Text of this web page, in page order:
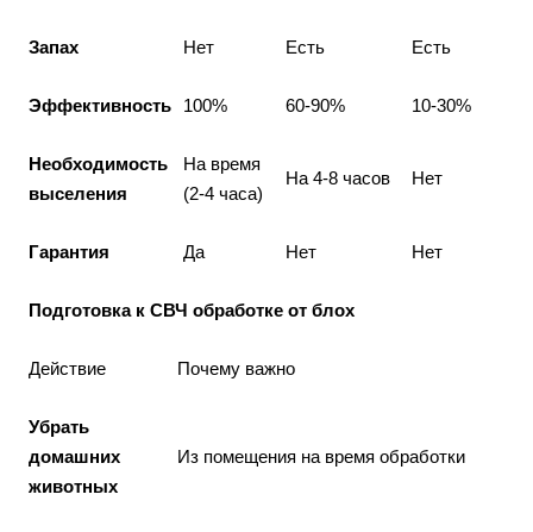
Запах Нет Есть Есть
Эффективность 100% 60-90% 10-30%
Необходимость
выселения
На время
(2-4 часа)
На 4-8 часов Нет
Гарантия Да Нет Нет
Подготовка к СВЧ обработке от блох
Действие Почему важно
Убрать
домашних
животных
Из помещения на время обработки